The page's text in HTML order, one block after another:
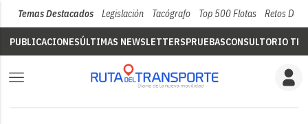
Temas Destacados Legislación Tacógrafo Top 500 Flotas Retos Del
PUBLICACIONESÚLTIMAS NEWSLETTERSPRUEBASCONSULTORIO